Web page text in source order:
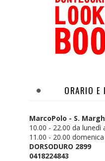
ORARIO E
MarcoPolo - S.
10.00 - 22.00 da lunedì
11.00 - 20.00
DORSODURO 2899
0418224843